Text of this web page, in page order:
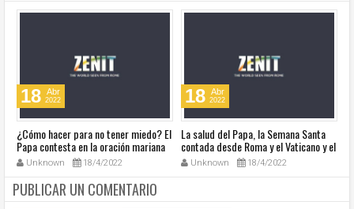
18 Abr
2022
¿Cómo hacer para no tener miedo? El
Papa contesta en la oración mariana
de este lunes en la Plaza de San
Pedro
Unknown 18/4/2022
18 Abr
2022
La salud del Papa, la Semana Santa
contada desde Roma y el Vaticano y el
resumen de noticias en audio
Unknown 18/4/2022
PUBLICAR UN COMENTARIO